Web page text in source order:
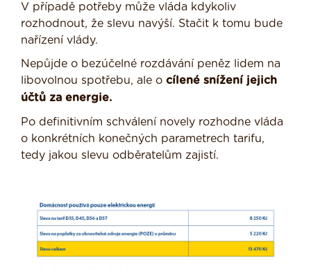
V případě potřeby může vláda kdykoliv
rozhodnout, že slevu navýší. Stačit k tomu bude
nařízení vlády.
Nepůjde o bezúčelné rozdávání peněz lidem na
libovolnou spotřebu, ale o cílené snížení jejich
účtů za energie.
Po definitivním schválení novely rozhodne vláda
o konkrétních konečných parametrech tarifu,
tedy jakou slevu odběratelům zajistí.